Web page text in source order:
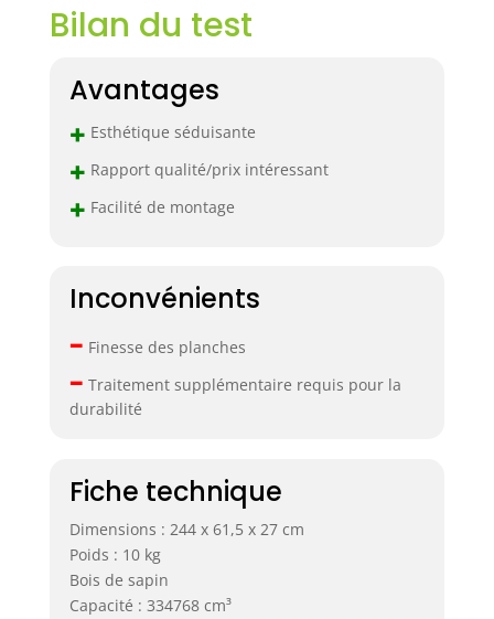
Bilan du test
Avantages
+ Esthétique séduisante
+ Rapport qualité/prix intéressant
+ Facilité de montage
Inconvénients
– Finesse des planches
– Traitement supplémentaire requis pour la
durabilité
Fiche technique
Dimensions : 244 x 61,5 x 27 cm
Poids : 10 kg
Bois de sapin
Capacité : 334768 cm³